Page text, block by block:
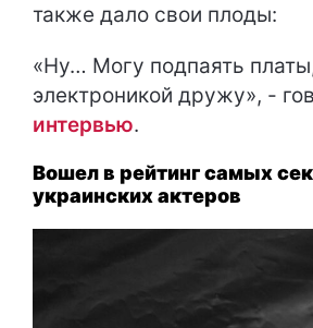
также дало свои плоды:
«Ну… Могу подпаять
электроникой дружу», -
интервью.
Вошел в рейтинг самых
украинских актеров